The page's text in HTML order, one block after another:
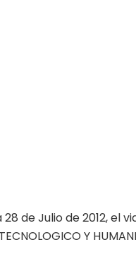
Julio de 2012, el
Y